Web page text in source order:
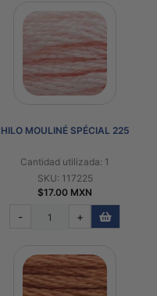
HILO MOULINÉ SPÉCIAL 225
Cantidad utilizada: 1
SKU: 117225
$17.00 MXN
- +